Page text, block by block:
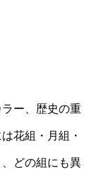
ー、歴史の重
花組・月組・
どの組にも異